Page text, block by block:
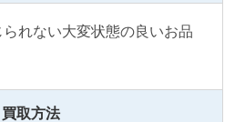
れない大変状態の良いお品
買取方法